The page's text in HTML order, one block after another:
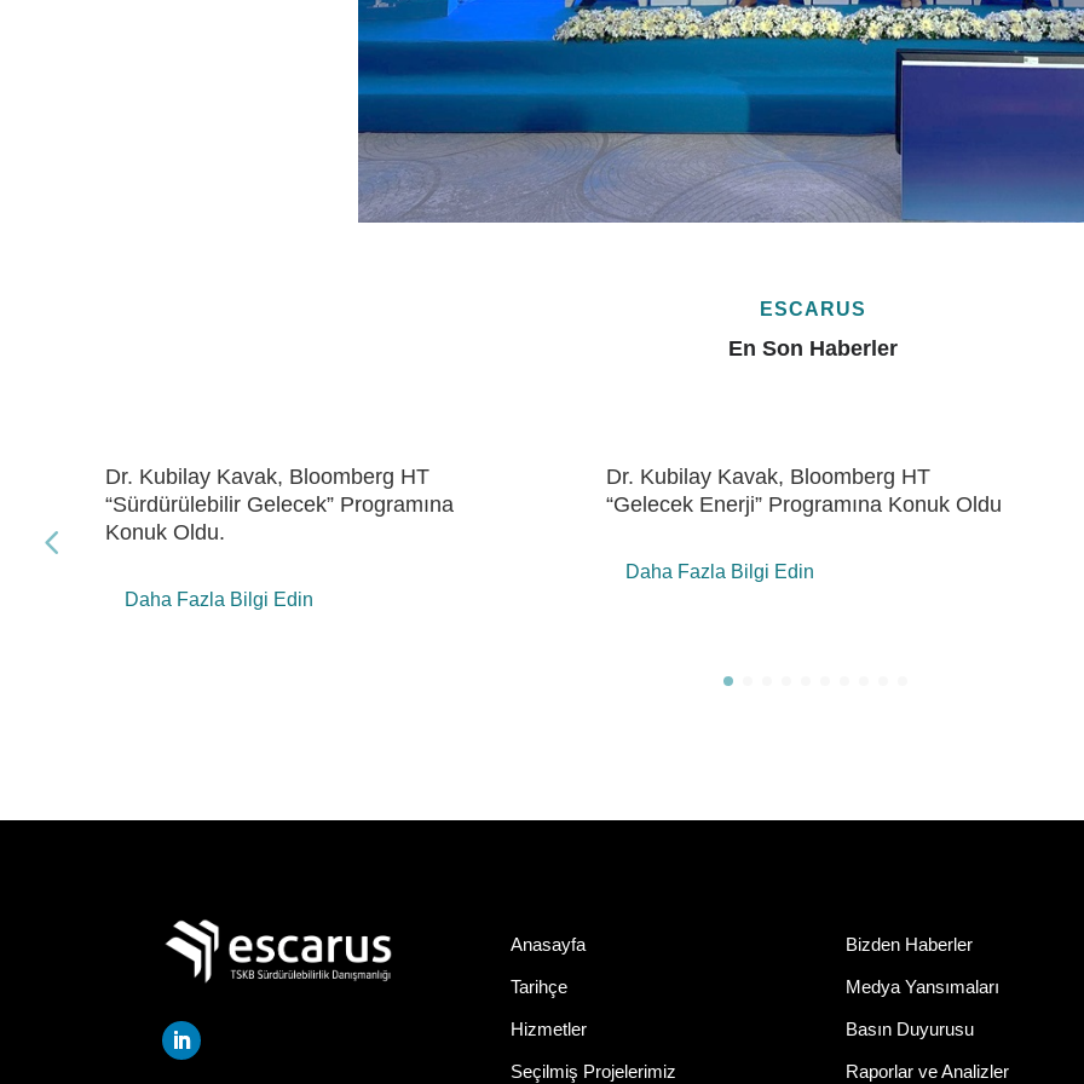
ESCARUS
En Son Haberler
Dr. Kubilay Kavak, Bloomberg HT
“Gelecek Enerji” Programına Konuk Oldu
Eren Holding’de “ÇSY Metrikleri Çalıştayı”
Anasayfa
Tarihçe
Hizmetler
Seçilmiş Projelerimiz
Bizden Haberler
Medya Yansımaları
Basın Duyurusu
Raporlar ve Analizler